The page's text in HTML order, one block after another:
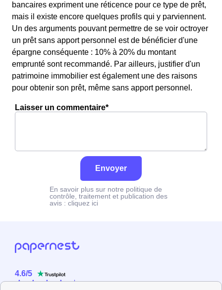
bancaires expriment une réticence pour ce type de prêt,
mais il existe encore quelques profils qui y parviennent.
Un des arguments pouvant permettre de se voir octroyer
un prêt sans apport personnel est de bénéficier d'une
épargne conséquente : 10% à 20% du montant
emprunté sont recommandé. Par ailleurs, justifier d'un
patrimoine immobilier est également une des raisons
pour obtenir son prêt, même sans apport personnel.
Laisser un commentaire*
Envoyer
En savoir plus sur notre politique de
contrôle, traitement et publication des
avis : cliquez ici
4.6/5